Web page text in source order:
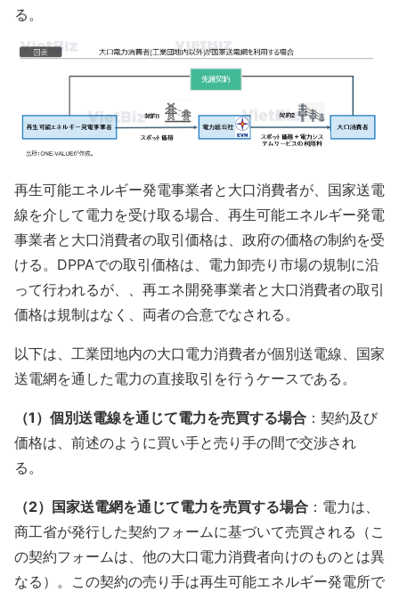
る。
再生可能エネルギー発電事業者と大口消費者が、国家送電
線を介して電力を受け取る場合、再生可能エネルギー発電
事業者と大口消費者の取引価格は、政府の価格の制約を受
ける。DPPAでの取引価格は、電力卸売り市場の規制に沿
って行われるが、、再エネ開発事業者と大口消費者の取引
価格は規制はなく、両者の合意でなされる。
以下は、工業団地内の大口電力消費者が個別送電線、国家
送電網を通した電力の直接取引を行うケースである。
（1）個別送電線を通じて電力を売買する場合 ：契約及び
価格は、前述のように買い手と売り手の間で交渉され
る。
（2）国家送電網を通じて電力を売買する場合 ：電力は、
商工省が発行した契約フォームに基づいて売買される（こ
の契約フォームは、他の大口電力消費者向けのものとは異
なる）。この契約の売り手は再生可能エネルギー発電所で